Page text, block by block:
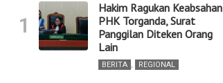
1
Hakim Ragukan Keabsahan
PHK Torganda, Surat
Panggilan Diteken Orang
Lain
BERITA , REGIONAL